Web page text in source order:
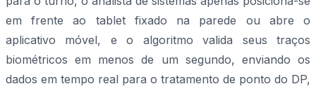
em frente ao tablet fixado na parede ou abre o
aplicativo móvel, e o algoritmo valida seus traços
biométricos em menos de um segundo, enviando os
dados em tempo real para o tratamento de ponto do DP,